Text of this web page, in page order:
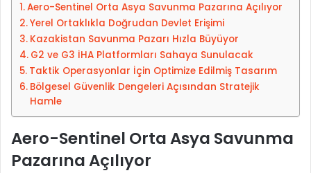
o
s
t
e
r
Aero-Sentinel Orta Asya Savunma Pazarına Açılıyor
Yerel Ortaklıkla Doğrudan Devlet Erişimi
Kazakistan Savunma Pazarı Hızla Büyüyor
G2 ve G3 İHA Platformları Sahaya Sunulacak
Taktik Operasyonlar İçin Optimize Edilmiş Tasarım
Bölgesel Güvenlik Dengeleri Açısından Stratejik
Hamle
Aero-Sentinel Orta Asya Savunma
Pazarına Açılıyor